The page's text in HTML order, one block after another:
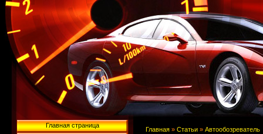
Главная страница
Главная » Статьи » Автообозреватель